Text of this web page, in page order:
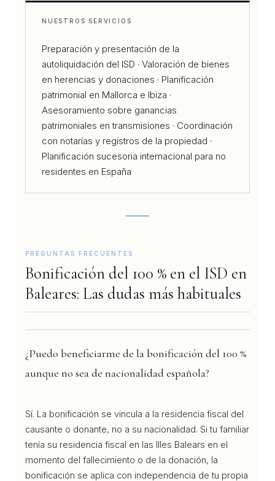
NUESTROS SERVICIOS
Preparación y presentación de la
autoliquidación del ISD · Valoración de bienes
en herencias y donaciones · Planificación
patrimonial en Mallorca e Ibiza ·
Asesoramiento sobre ganancias
patrimoniales en transmisiones · Coordinación
con notarías y registros de la propiedad ·
Planificación sucesoria internacional para no
residentes en España
PREGUNTAS FRECUENTES
Bonificación del 100 % en el ISD en
Baleares: Las dudas más habituales
¿Puedo beneficiarme de la bonificación del 100 %
aunque no sea de nacionalidad española?
Sí. La bonificación se vincula a la residencia fiscal del
causante o donante, no a su nacionalidad. Si tu familiar
tenía su residencia fiscal en las Illes Balears en el
momento del fallecimiento o de la donación, la
bonificación se aplica con independencia de tu propia